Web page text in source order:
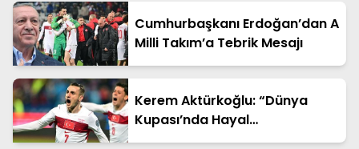
Konferans Ligi)
Cumhurbaşkanı Erdoğan’dan A
Milli Takım’a Tebrik Mesajı
Kerem Aktürkoğlu: “Dünya
Kupası’nda Hayal
Kurduracağız”